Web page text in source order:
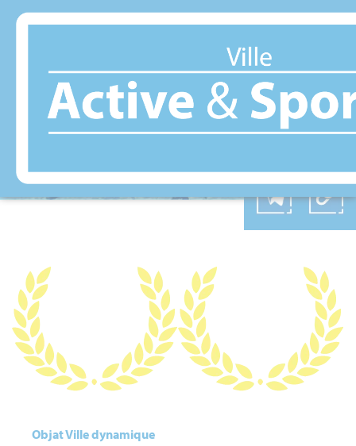
OBJAT
Objat Ville dynamique
Panneau de gestion des cookies